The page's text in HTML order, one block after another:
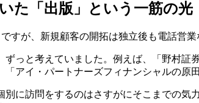
た「出版」という一筋の光
すが、新規顧客の開拓は独立後も電話営
っと考えていました。例えば、「野村証
アイ・パートナーズフィナンシャルの
別に訪問をするのはさすがにそこまでの